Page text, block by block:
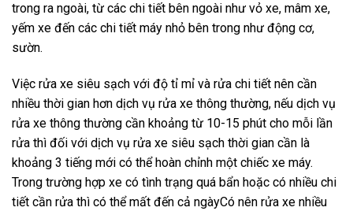
trong ra ngoài, từ các chi tiết bên ngoài như vỏ xe, mâm xe,
yếm xe đến các chi tiết máy nhỏ bên trong như động cơ,
sườn.
Việc rửa xe siêu sạch với độ tỉ mỉ và rửa chi tiết nên cần
nhiều thời gian hơn dịch vụ rửa xe thông thường, nếu dịch vụ
rửa xe thông thường cần khoảng từ 10-15 phút cho mỗi lần
rửa thì đối với dịch vụ rửa xe siêu sạch thời gian cần là
khoảng 3 tiếng mới có thể hoàn chỉnh một chiếc xe máy.
Trong trường hợp xe có tình trạng quá bẩn hoặc có nhiều chi
tiết cần rửa thì có thể mất đến cả ngàyCó nên rửa xe nhiều